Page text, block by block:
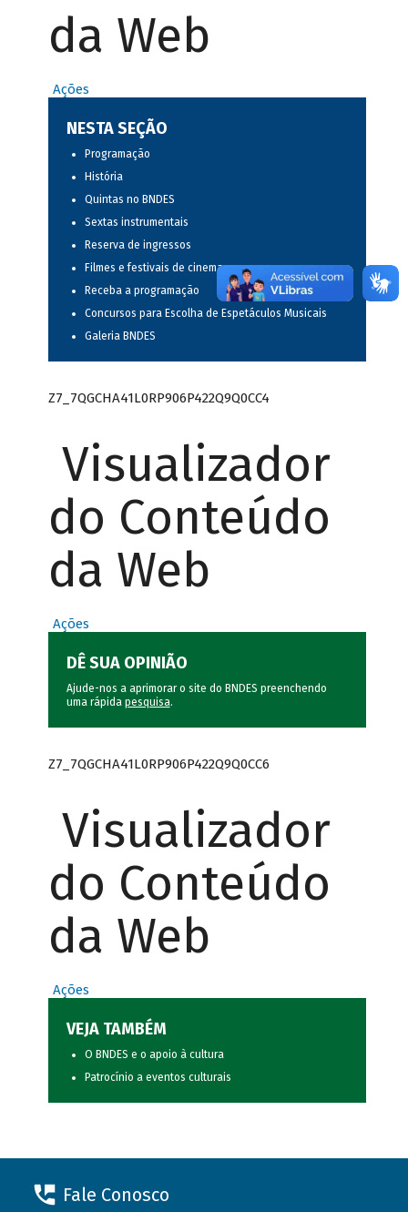
da Web
Ações
NESTA SEÇÃO
Programação
História
Quintas no BNDES
Sextas instrumentais
Reserva de ingressos
Filmes e festivais de cinema
Receba a programação
Concursos para Escolha de Espetáculos Musicais
Galeria BNDES
Z7_7QGCHA41L0RP906P422Q9Q0CC4
Visualizador
do Conteúdo
da Web
Ações
DÊ SUA OPINIÃO
Ajude-nos a aprimorar o site do BNDES preenchendo
uma rápida pesquisa.
Z7_7QGCHA41L0RP906P422Q9Q0CC6
Visualizador
do Conteúdo
da Web
Ações
VEJA TAMBÉM
O BNDES e o apoio à cultura
Patrocínio a eventos culturais
Fale Conosco